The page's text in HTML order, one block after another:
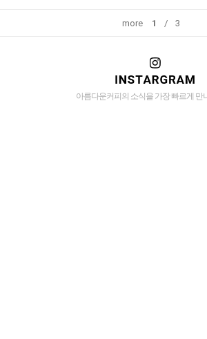
more 1 / 3
아름다운커피의 소식을 가장 빠르게 만